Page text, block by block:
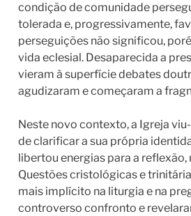
condição de comunidade
tolerada e, progressivamente,
perseguições não significou,
vida eclesial. Desaparecida a
vieram à superfície debates
agudizaram e começaram a
Neste novo contexto, a Igreja
de clarificar a sua própria
libertou energias para a
Questões cristológicas e
mais implícito na liturgia e na
controverso confronto e